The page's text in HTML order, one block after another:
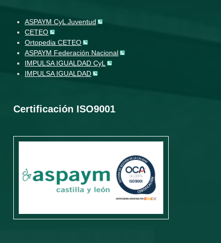
ASPAYM CyL Juventud
CETEO
Ortopedia CETEO
ASPAYM Federación Nacional
IMPULSA IGUALDAD CyL
IMPULSA IGUALDAD
Certificación ISO9001